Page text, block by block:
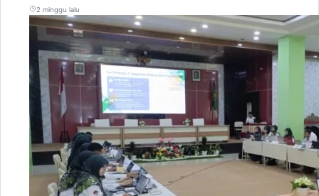
2 minggu lalu